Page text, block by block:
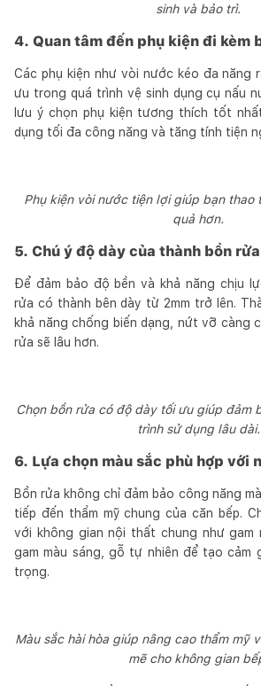
sinh và bảo trì.
4. Quan tâm đến phụ kiện đi kèm
Các phụ kiện như vòi nước kéo đa
ưu trong quá trình vệ sinh dụng cụ nấu
lưu ý chọn phụ kiện tương thích tốt
dụng tối đa công năng và tăng tính tiện
Phụ kiện vòi nước tiện lợi giúp bạn thao
quả hơn.
5. Chú ý độ dày của thành bồn rửa
Để đảm bảo độ bền và khả năng chịu
rửa có thành bên dày từ 2mm trở lên.
khả năng chống biến dạng, nứt vỡ càng
rửa sẽ lâu hơn.
Chọn bồn rửa có độ dày tối ưu giúp đảm
trình sử dụng lâu dài.
6. Lựa chọn màu sắc phù hợp với
Bồn rửa không chỉ đảm bảo công năng
tiếp đến thẩm mỹ chung của căn bếp.
với không gian nội thất chung như gam
gam màu sáng, gỗ tự nhiên để tạo cảm
trọng.
Màu sắc hài hòa giúp nâng cao thẩm mỹ
mẽ cho không gian